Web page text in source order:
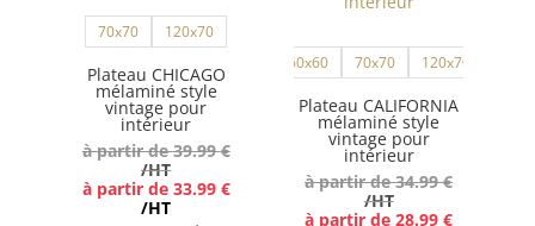
être
choisies
sur
la
page
du
choisies
sur
la
page
du
produit
70x70 120x70
Plateau CHICAGO
mélaminé style
vintage pour
intérieur
à partir de39.99€
/HT
à partir de 33.99 €
/HT
60x60 70x70 120x70
Plateau CALIFORNIA
mélaminé style
vintage pour
intérieur
à partir de34.99€
/HT
à partir de28.99€